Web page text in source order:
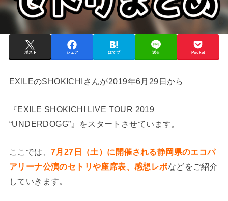
ポスト シェア はてブ 送る Pocket
EXILEのSHOKICHIさんが2019年6月29日から
『EXILE SHOKICHI LIVE TOUR 2019
“UNDERDOGG”』をスタートさせています。
ここでは、 7月27日（土）に開催される静岡県のエコパ
アリーナ公演のセトリや座席表、感想レポなどをご紹介
していきます。